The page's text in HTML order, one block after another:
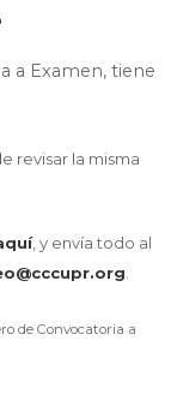
a Examen, tiene
revisar la misma
, y envía todo al
.
de Convocatoria a